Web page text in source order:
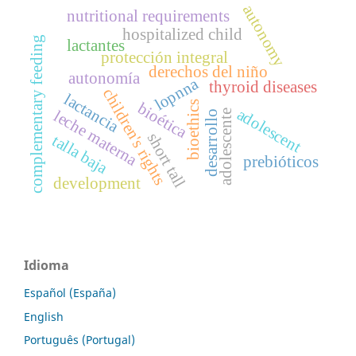
bioética
autonomía derechos del niño
protección integral
adolescente
bioethics
autonomy
adolescent
lopnna
children's rights
hospitalized child
lactancia
leche materna
thyroid diseases
talla baja short tall
lactantes
desarrollo
complementary feeding
nutritional requirements
development
prebióticos
Idioma
Español (España)
English
Português (Portugal)